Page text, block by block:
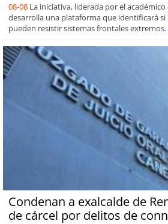
08-08 La iniciativa, liderada por el académico
desarrolla una plataforma que identificará si
pueden resistir sistemas frontales extremos.
Condenan a exalcalde de
de cárcel por delitos de